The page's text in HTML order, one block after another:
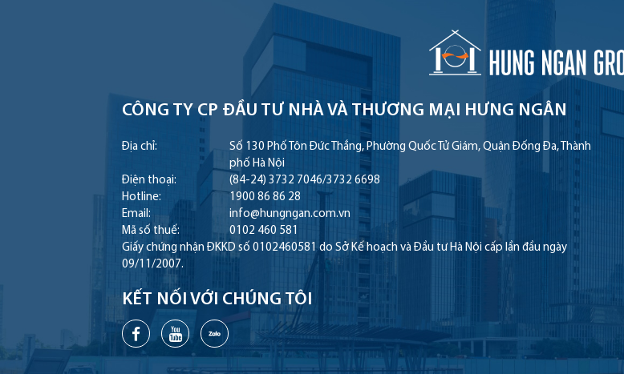
CÔNG TY CP ĐẦU TƯ NHÀVÀ THƯƠNG MẠI HƯNG NGÂN
Địa chỉ:
Số 130 Phố Tôn Đức Thắng, Phường Quốc Tử Giám, Quận Đống Đa, Thành
phố Hà Nội
Điện thoại:
(84-24) 3732 7046/3732 6698
Hotline:
1900 86 86 28
Email:
info@hungngan.com.vn
Mã số thuế:
0102 460 581
Giấy chứng nhận ĐKKD số 0102460581 do Sở Kế hoạch và Đầu tư Hà Nội cấp lần đầu ngày
09/11/2007.
KẾT NỐI VỚI CHÚNG TÔI